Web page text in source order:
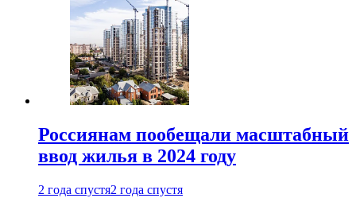
Россиянам пообещали масштабный
ввод жилья в 2024 году
2 года спустя2 года спустя